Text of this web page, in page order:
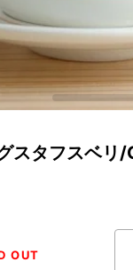
スタフスベリ
OUT